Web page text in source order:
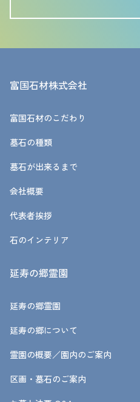
富国石材株式会社
富国石材のこだわり
墓石の種類
墓石が出来るまで
会社概要
代表者挨拶
石のインテリア
延寿の郷霊園
延寿の郷霊園
延寿の郷について
霊園の概要／園内のご案内
区画・墓石のご案内